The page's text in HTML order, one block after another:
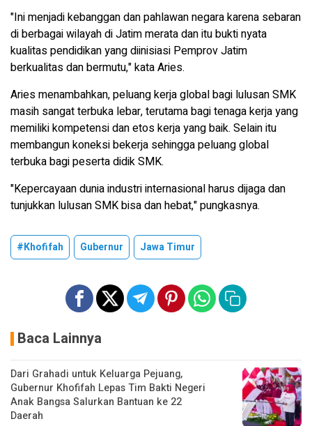
"Ini menjadi kebanggan dan pahlawan negara karena sebaran
di berbagai wilayah di Jatim merata dan itu bukti nyata
kualitas pendidikan yang diinisiasi Pemprov Jatim
berkualitas dan bermutu," kata Aries.
Aries menambahkan, peluang kerja global bagi lulusan SMK
masih sangat terbuka lebar, terutama bagi tenaga kerja yang
memiliki kompetensi dan etos kerja yang baik. Selain itu
membangun koneksi bekerja sehingga peluang global
terbuka bagi peserta didik SMK.
"Kepercayaan dunia industri internasional harus dijaga dan
tunjukkan lulusan SMK bisa dan hebat," pungkasnya.
#Khofifah Gubernur Jawa Timur
Baca Lainnya
Dari Grahadi untuk Keluarga Pejuang,
Gubernur Khofifah Lepas Tim Bakti Negeri
Anak Bangsa Salurkan Bantuan ke 22
Daerah